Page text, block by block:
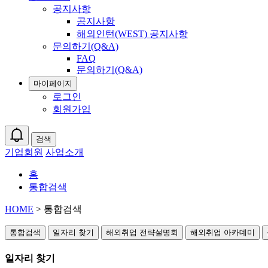
공지사항
공지사항
해외인턴(WEST) 공지사항
문의하기(Q&A)
FAQ
문의하기(Q&A)
마이페이지
로그인
회원가입
검색
기업회원 사업소개
홈
통합검색
HOME > 통합검색
통합검색 일자리 찾기 해외취업 전략설명회 해외취업 아카데미
일자리 찾기